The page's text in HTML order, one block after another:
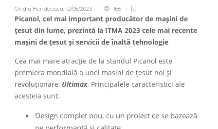
Ovidiu Handolescu, 12/06/2023 166
Picanol, cel mai important producător de mașini de
țesut din lume, prezintă la ITMA 2023 cele mai recente
mașini de țesut și servicii de înaltă tehnologie
Cea mai mare atracție de la standul Picanol este
premiera mondială a unei masini de țesut noi și
revoluționare, Ultimax. Principalele caracteristici ale
acesteia sunt:
Design complet nou, cu un proiect ce se bazează